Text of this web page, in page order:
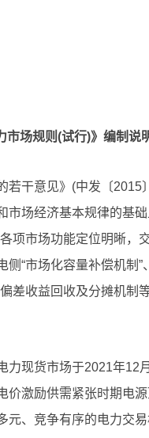
市场规则(试行)》编制说
若干意见》(中发〔
场经济基本规律的基
项市场功能定位明晰，
“市场化容量补偿机制
差收益回收及分摊机制
力现货市场于2021年12
激励供需紧张时期电
、竞争有序的电力交